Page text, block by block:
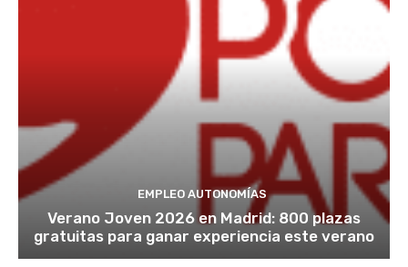
EMPLEO AUTONOMÍAS
Verano Joven 2026 en Madrid: 800 plazas
gratuitas para ganar experiencia este verano